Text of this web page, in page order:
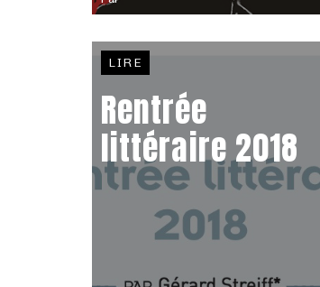
LIRE
Rentrée
littéraire 2018